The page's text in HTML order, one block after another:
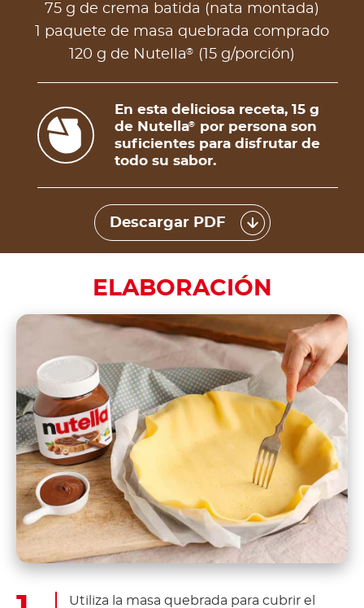
75 g de crema batida (nata montada)
1 paquete de masa quebrada comprado
120 g de Nutella® (15 g/porción)
En esta deliciosa receta, 15 g
de Nutella®
por persona son
suficientes para disfrutar de
todo su sabor.
Descargar PDF
ELABORACIÓN
Utiliza la masa quebrada para cubrir el